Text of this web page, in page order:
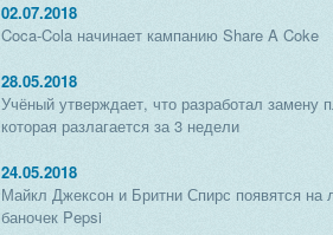
02.07.2018
Coca-Cola начинает кампанию Share A Coke
28.05.2018
Учёный утверждает, что разработал замену
которая разлагается за 3 недели
24.05.2018
Майкл Джексон и Бритни Спирс появятся на
баночек Pepsi